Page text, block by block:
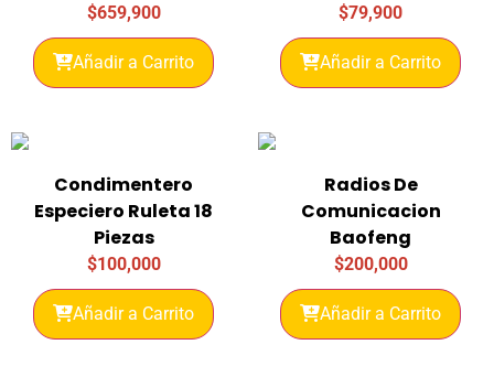
$659,900
Añadir a Carrito
$79,900
Añadir a Carrito
Condimentero
Especiero Ruleta 18
Piezas
$100,000
Añadir a Carrito
Radios De
Comunicacion
Baofeng
$200,000
Añadir a Carrito